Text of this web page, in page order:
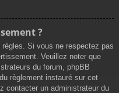
?
Si vous ne respectez pas
Veuillez noter que
du forum, phpBB
règlement instauré sur cet
contacter un administrateur du